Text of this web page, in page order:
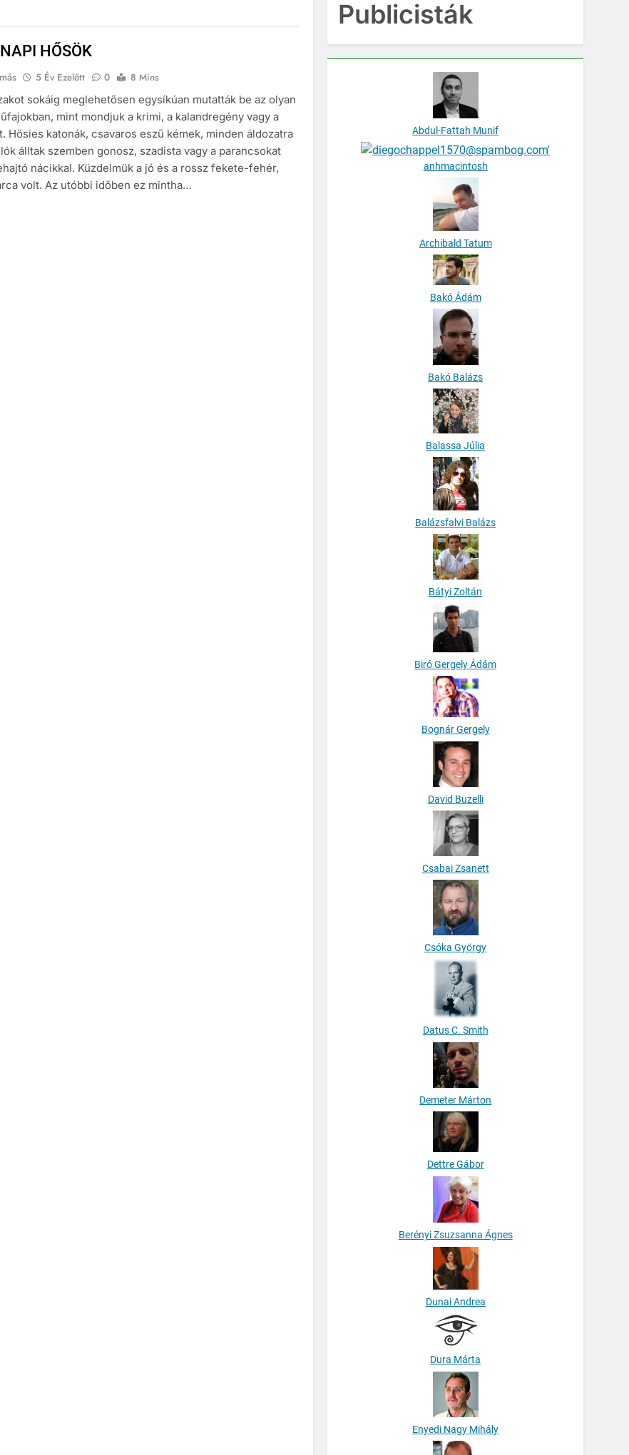
HŐSÖK
5 Év Ezelőtt 0
8 Mins
sokáig meglehetősen egysíkúan mutatták be az olyan
mint mondjuk a krimi, a kalandregény vagy a
Hősies katonák, csavaros eszű kémek, minden áldozatra
álltak szemben gonosz, szadista vagy a parancsokat
nácikkal. Küzdelmük a jó és a rossz fekete-fehér,
volt. Az utóbbi időben ez mintha…
Publicisták
Abdul-Fattah Munif
anhmacintosh
Archibald Tatum
Bakó Ádám
Bakó Balázs
Balassa Júlia
Balázsfalvi Balázs
Bátyi Zoltán
Biró Gergely Ádám
Bognár Gergely
David Buzelli
Csabai Zsanett
Csóka György
Datus C. Smith
Demeter Márton
Dettre Gábor
Berényi Zsuzsanna Ágnes
Dunai Andrea
Dura Márta
Enyedi Nagy Mihály